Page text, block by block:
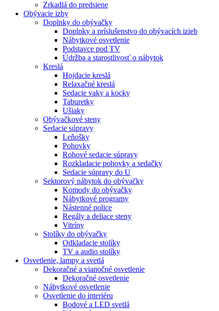
Zrkadlá do predsiene
Obývacie izby
Doplnky do obývačky
Doplnky a príslušenstvo do obývacích izieb
Nábytkové osvetlenie
Podstavce pod TV
Údržba a starostlivosť o nábytok
Kreslá
Hojdacie kreslá
Relaxačné kreslá
Sedacie vaky a kocky
Taburetky
Ušiaky
Obývačkové steny
Sedacie súpravy
Leňošky
Pohovky
Rohové sedacie súpravy
Rozkladacie pohovky a sedačky
Sedacie súpravy do U
Sektorový nábytok do obývačky
Komody do obývačky
Nábytkové programy
Nástenné police
Regály a deliace steny
Vitríny
Stolíky do obývačky
Odkladacie stolíky
TV a audio stolíky
Osvetlenie, lampy a svetlá
Dekoračné a vianočné osvetlenie
Dekoračné osvetlenie
Nábytkové osvetlenie
Osvetlenie do interiéru
Bodové a LED svetlá